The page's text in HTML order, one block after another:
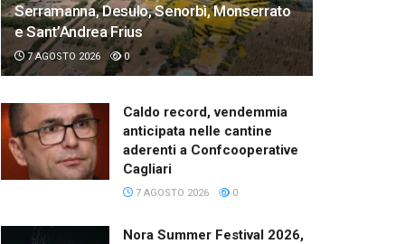
Serramanna, Desulo, Senorbì, Monserrato
e Sant’Andrea Frius
7 AGOSTO 2026 0
Caldo record, vendemmia
anticipata nelle cantine
aderenti a Confcooperative
Cagliari
7 AGOSTO 2026 0
Nora Summer Festival 2026,